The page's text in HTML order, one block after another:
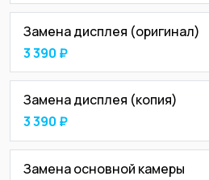
Замена дисплея (оригинал)
3 390 ₽
Замена дисплея (копия)
3 390 ₽
Замена основной камеры